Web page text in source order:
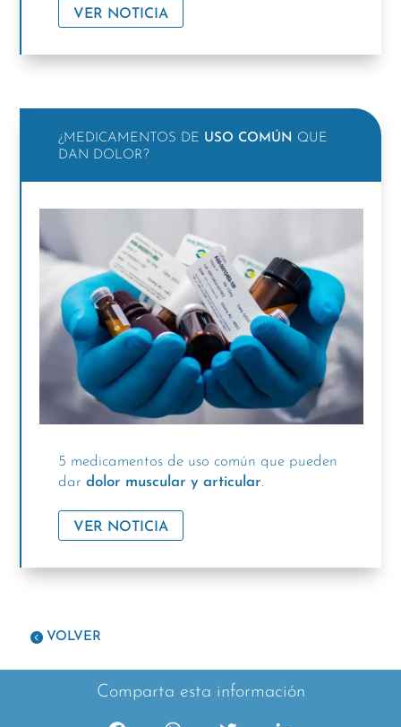
VER NOTICIA
¿MEDICAMENTOS DE USO COMÚN QUE
DAN DOLOR?
5 medicamentos de uso común que pueden
dar dolor muscular y articular.
VER NOTICIA
VOLVER
Comparta esta información